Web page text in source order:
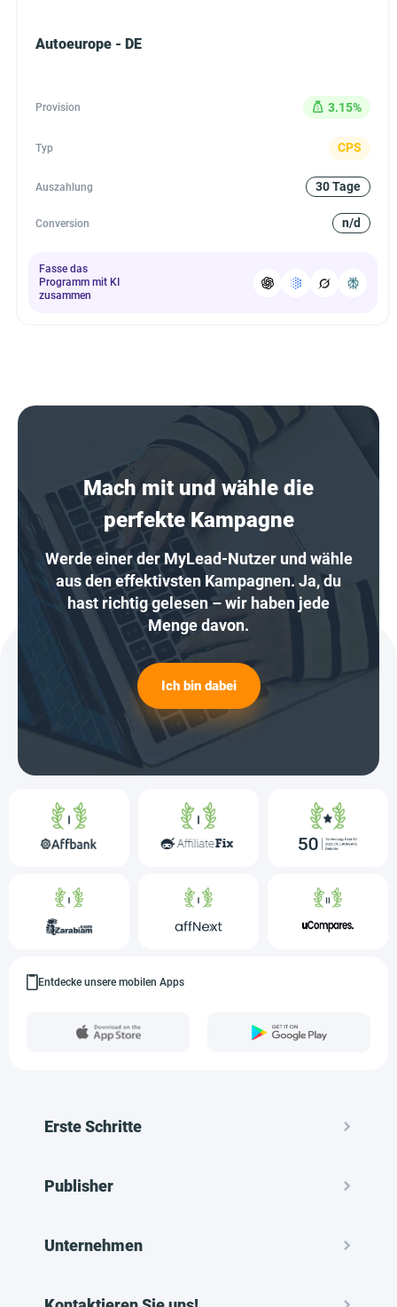
Autoeurope - DE
Provision 3.15%
Typ CPS
Auszahlung 30 Tage
Conversion n/d
Fasse das
Programm mit KI
zusammen
Mach mit und wähle die
perfekte Kampagne
Werde einer der MyLead-Nutzer und wähle
aus den effektivsten Kampagnen. Ja, du
hast richtig gelesen – wir haben jede
Menge davon.
Ich bin dabei
Entdecke unsere mobilen Apps
Erste Schritte
Publisher
Unternehmen